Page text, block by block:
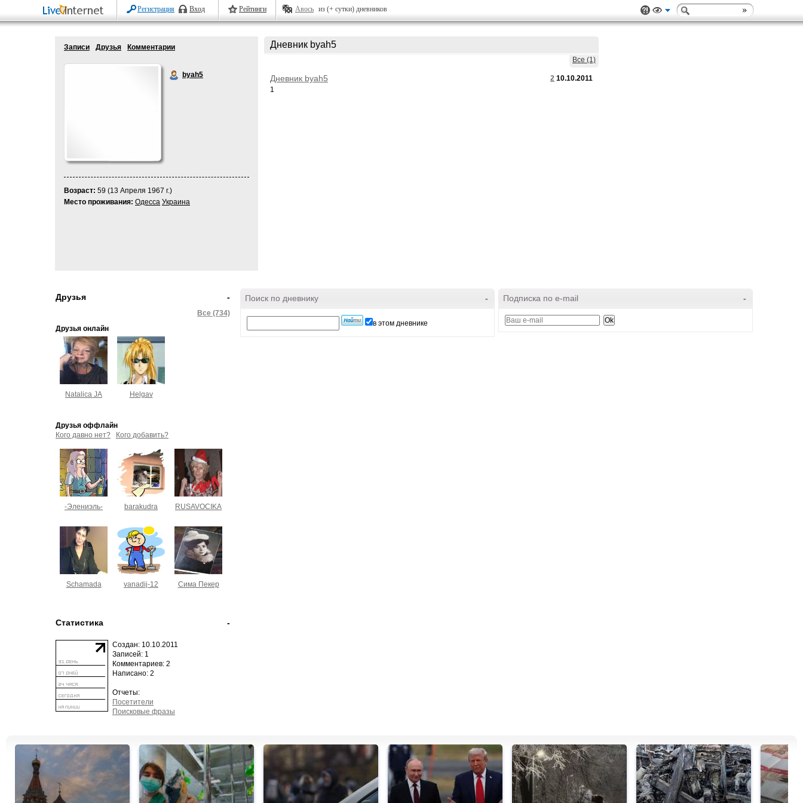
Регистрация Вход Рейтинги Авось из (+ сутки) дневников
Записи Друзья Комментарии
byah5
Возраст: 59 (13 Апреля 1967 г.)
Место проживания: Одесса Украина
Дневник byah5
Все (1)
2 10.10.2011
Дневник byah5
1
-
Друзья
Все (734)
Друзья онлайн
Natalica JA Helgav
Друзья оффлайн
Кого давно нет?
Кого добавить?
-Элениэль- barakudra RUSAVOCIKA
Schamada vanadij-12 Сима Пекер
-
Статистика
Создан: 10.10.2011
Записей: 1
Комментариев: 2
Написано: 2
Отчеты:
Посетители
Поисковые фразы
-
Поиск по дневнику
в этом дневнике
-
Подписка по e-mail